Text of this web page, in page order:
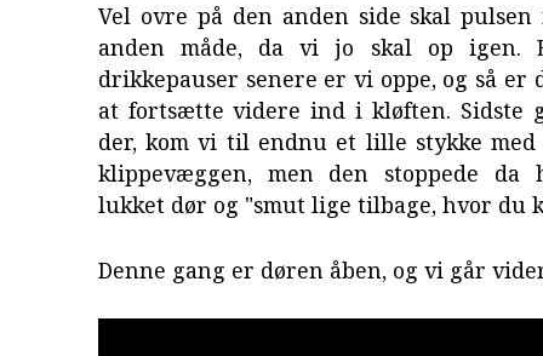
Vel ovre på den anden side skal
anden måde, da vi jo skal op igen.
drikkepauser senere er vi oppe, og så er
at fortsætte videre ind i kløften. Sidste
der, kom vi til endnu et lille stykke
klippevæggen, men den stoppede
lukket dør og "smut lige tilbage, hvor du
Denne gang er døren åben, og vi går